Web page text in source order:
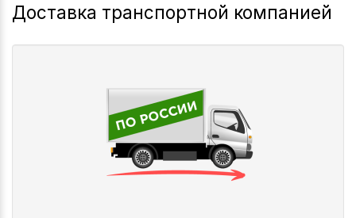
Доставка транспортной компанией